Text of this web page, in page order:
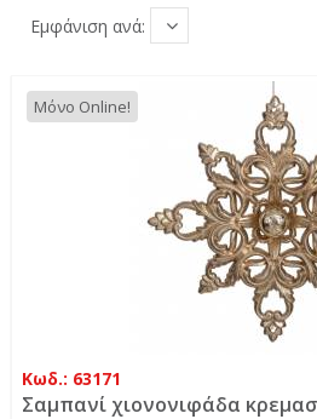
Εμφάνιση ανά:
Μόνο Online!
Κωδ.: 63171
Σαμπανί χιονονιφάδα